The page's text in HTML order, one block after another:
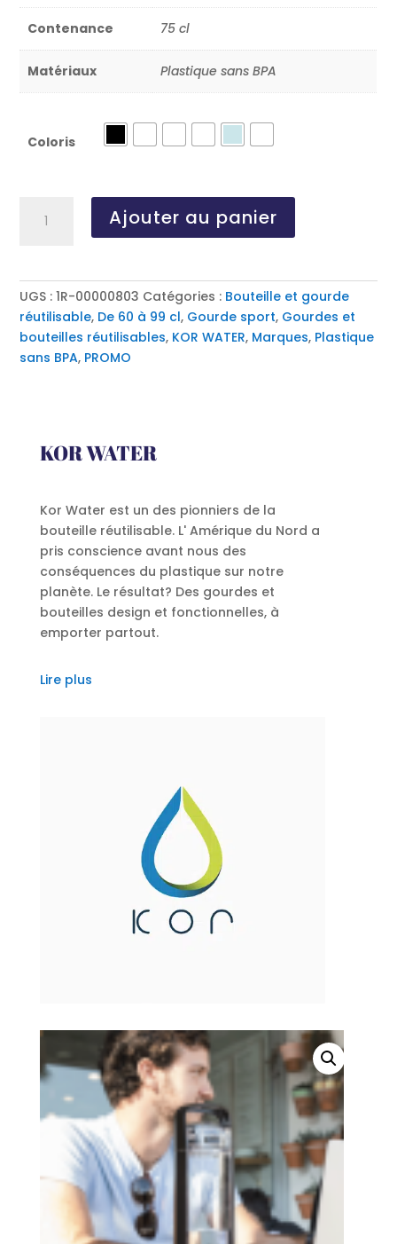
Contenance 75 cl
Matériaux Plastique sans BPA
Coloris
gourde
plastique
sans
Ajouter au panier
UGS :1R-00000803 Catégories : Bouteille et gourde
réutilisable, De 60 à 99 cl, Gourde sport, Gourdes et
bouteilles réutilisables, KOR WATER, Marques, Plastique
sans BPA, PROMO
KOR WATER
Kor Water est un des pionniers de la
bouteille réutilisable. L' Amérique du Nord a
pris conscience avant nous des
conséquences du plastique sur notre
planète. Le résultat? Des gourdes et
bouteilles design et fonctionnelles, à
emporter partout.
Lire plus